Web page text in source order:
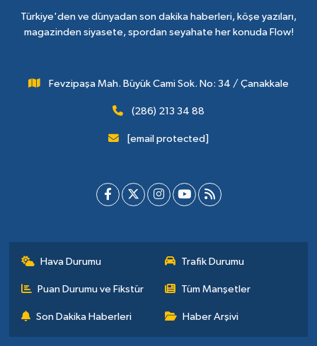
Türkiye'den ve dünyadan son dakika haberleri, köşe yazıları,
magazinden siyasete, spordan seyahate her konuda Flow!
Fevzipaşa Mah. Büyük Cami Sok. No: 34 / Çanakkale
(286) 213 34 88
[email protected]
Hava Durumu Trafik Durumu
Puan Durumu ve Fikstür Tüm Manşetler
Son Dakika Haberleri Haber Arşivi